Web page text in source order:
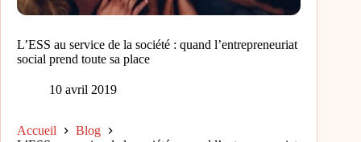
L’ESS au service de la société : quand l’entrepreneuriat
social prend toute sa place
10 avril 2019
Accueil
Blog